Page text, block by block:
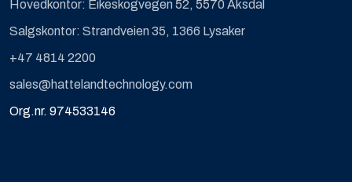
Hovedkontor: Eikeskogvegen 52, 5570 Aksdal
Salgskontor: Strandveien 35, 1366 Lysaker
+47 4814 2200
sales@hattelandtechnology.com
Org.nr. 974533146